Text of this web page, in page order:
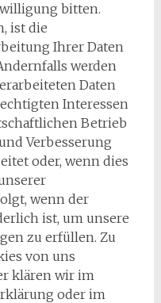
bitten.
ist die
Ihrer Daten
werden
Daten
Interessen
Betrieb
Verbesserung
oder, wenn dies
wenn der
ist, um unsere
zu erfüllen. Zu
von uns
klären wir im
oder im